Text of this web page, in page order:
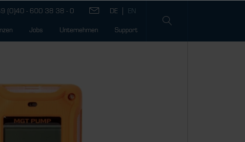
(0)40 - 600 38 38 - 0
Jobs Unternehmen Support